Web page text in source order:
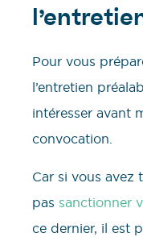
Pour vous
l’entretien
intéresser avant
convocation.
Car si vous avez
pas sanctionner
ce dernier, il est